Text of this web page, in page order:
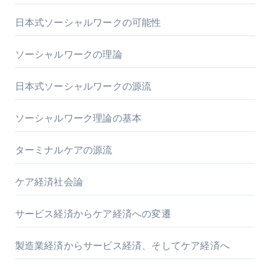
日本式ソーシャルワークの可能性
ソーシャルワークの理論
日本式ソーシャルワークの源流
ソーシャルワーク理論の基本
ターミナルケアの源流
ケア経済社会論
サービス経済からケア経済への変遷
製造業経済からサービス経済、そしてケア経済へ